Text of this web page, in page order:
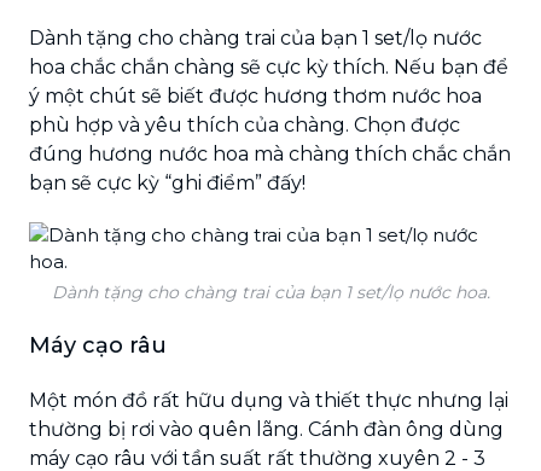
Dành tặng cho chàng trai của bạn 1 set/lọ nước
hoa chắc chắn chàng sẽ cực kỳ thích. Nếu bạn để
ý một chút sẽ biết được hương thơm nước hoa
phù hợp và yêu thích của chàng. Chọn được
đúng hương nước hoa mà chàng thích chắc chắn
bạn sẽ cực kỳ “ghi điểm” đấy!
Dành tặng cho chàng trai của bạn 1 set/lọ nước hoa.
Máy cạo râu
Một món đồ rất hữu dụng và thiết thực nhưng lại
thường bị rơi vào quên lãng. Cánh đàn ông dùng
máy cạo râu với tần suất rất thường xuyên 2 - 3